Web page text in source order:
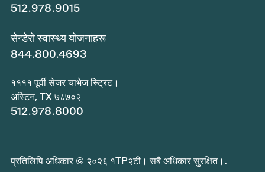
512.978.9015
सेन्डेरो स्वास्थ्य योजनाहरू
844.800.4693
११११ पूर्वी सेजर चाभेज स्ट्रिट।
अस्टिन, TX ७८७०२
512.978.8000
प्रतिलिपि अधिकार © २०२६ १TP२टी। सबै अधिकार सुरक्षित।.